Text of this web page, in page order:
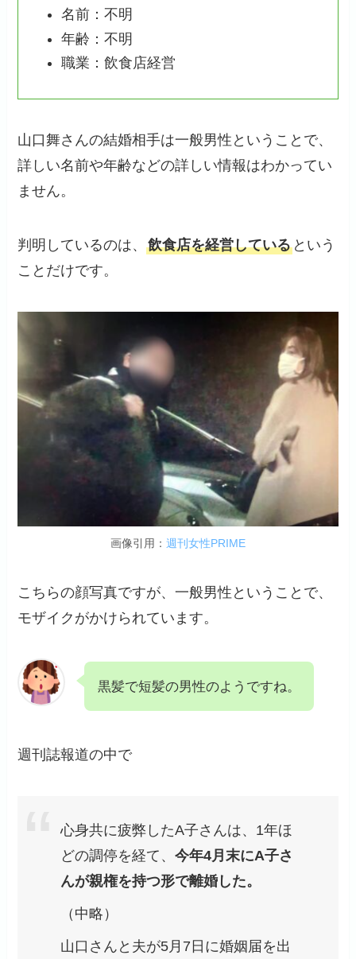
名前：不明
年齢：不明
職業：飲食店経営
山口舞さんの結婚相手は一般男性ということで、
詳しい名前や年齢などの詳しい情報はわかってい
ません。
判明しているのは、飲食店を経営している という
ことだけです。
画像引用： 週刊女性PRIME
こちらの顔写真ですが、一般男性ということで、
モザイクがかけられています。
黒髪で短髪の男性のようですね。
週刊誌報道の中で
心身共に疲弊したA子さんは、1年ほ
どの調停を経て、今年4月末にA子さ
んが親権を持つ形で離婚した。
（中略）
山口さんと夫が5月7日に婚姻届を出